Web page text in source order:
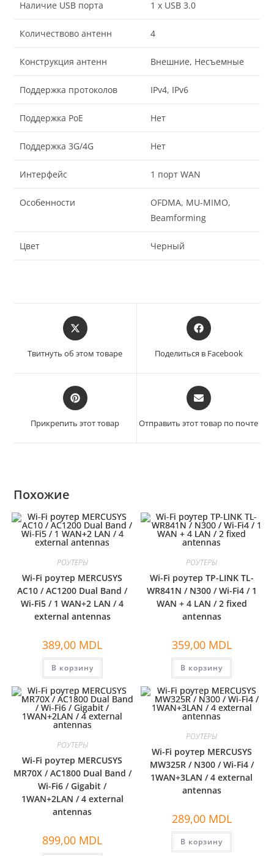
Наличие USB порта 1 x USB 3.0
Количествово антенн 4
Конструкция антенн Внешние, Несъемные
Поддержка протоколов IPv4, IPv6
Поддержка PoE Нет
Поддержка 3G/4G Нет
Интерфейс 1 порт WAN
Особенности
OFDMA, MU-MIMO,
Beamforming
Цвет Черный
Твитнуть об этом товаре Поделиться в Facebook
Прикрепить этот товар Отправить этот товар по почте
Похожие
РОУТЕРЫ
Wi-Fi роутер MERCUSYS
AC10 / AC1200 Dual Band /
Wi-Fi5 / 1 WAN+2 LAN / 4
external antennas
389,00 MDL
В корзину
РОУТЕРЫ
Wi-Fi роутер TP-LINK TL-
WR841N / N300 / Wi-Fi4 / 1
WAN + 4 LAN / 2 fixed
antennas
359,00 MDL
В корзину
РОУТЕРЫ
Wi-Fi роутер MERCUSYS
MR70X / AC1800 Dual Band /
Wi-Fi6 / Gigabit /
1WAN+2LAN / 4 external
antennas
899,00 MDL
РОУТЕРЫ
Wi-Fi роутер MERCUSYS
MW325R / N300 / Wi-Fi4 /
1WAN+3LAN / 4 external
antennas
289,00 MDL
В корзину